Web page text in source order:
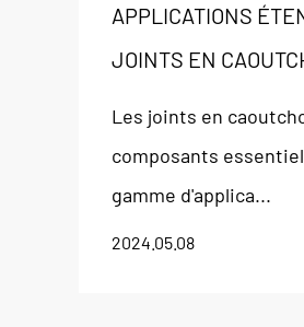
APPLICATIONS
JOINTS EN
Les joints en
composants
gamme d'applica...
2024.05.08